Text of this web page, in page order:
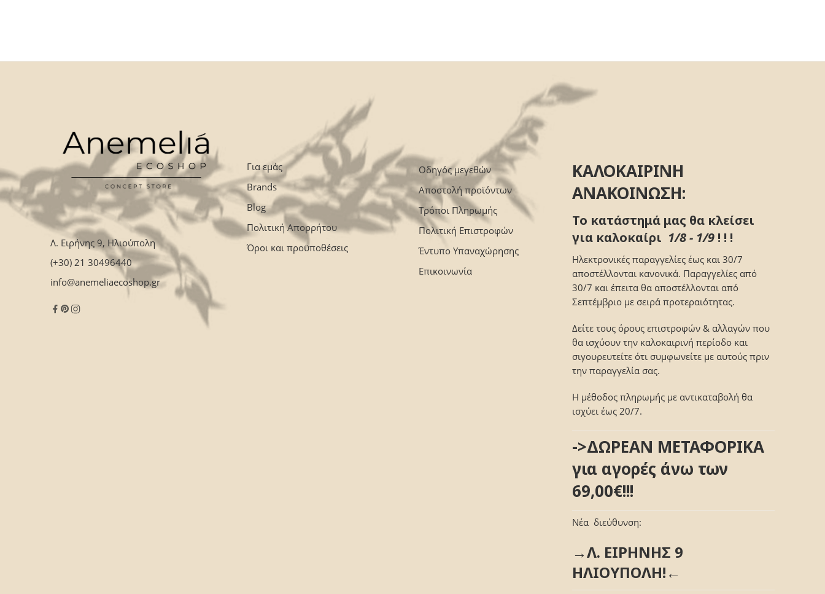
Λ. Ειρήνης 9, Ηλιούπολη
(+30) 21 30496440
info@anemeliaecoshop.gr
Για εμάς
Brands
Blog
Πολιτική Απορρήτου
Όροι και προϋποθέσεις
Οδηγός μεγεθών
Αποστολή προϊόντων
Τρόποι Πληρωμής
Πολιτική Επιστροφών
Έντυπο Υπαναχώρησης
Επικοινωνία
ΚΑΛΟΚΑΙΡΙΝΗ
ΑΝΑΚΟΙΝΩΣΗ:
Το κατάστημά μας θα κλείσει
για καλοκαίρι 1/8 - 1/9 ! ! !
Ηλεκτρονικές παραγγελίες έως και 30/7
αποστέλλονται κανονικά. Παραγγελίες από
30/7 και έπειτα θα αποστέλλονται από
Σεπτέμβριο με σειρά προτεραιότητας.
Δείτε τους όρους επιστροφών & αλλαγών που
θα ισχύουν την καλοκαιρινή περίοδο και
σιγουρευτείτε ότι συμφωνείτε με αυτούς πριν
την παραγγελία σας.
Η μέθοδος πληρωμής με αντικαταβολή θα
ισχύει έως 20/7.
->ΔΩΡΕΑΝ ΜΕΤΑΦΟΡΙΚΑ
για αγορές άνω των
69,00€!!!
Νέα διεύθυνση:
→Λ. ΕΙΡΗΝΗΣ 9
ΗΛΙΟΥΠΟΛΗ!←